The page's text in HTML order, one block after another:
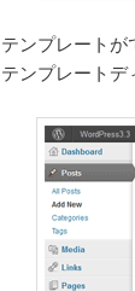
テンプレート
テンプレートデ